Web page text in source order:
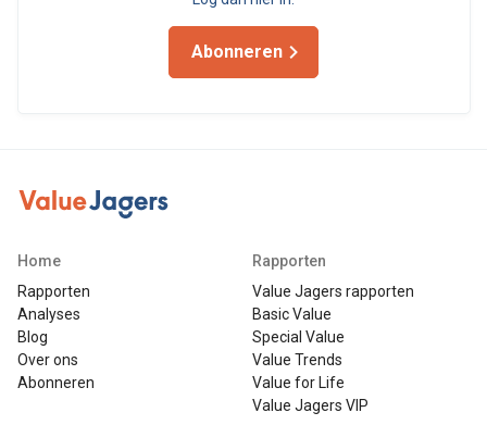
Abonneren
Home
Rapporten
Analyses
Blog
Over ons
Abonneren
Rapporten
Value Jagers rapporten
Basic Value
Special Value
Value Trends
Value for Life
Value Jagers VIP